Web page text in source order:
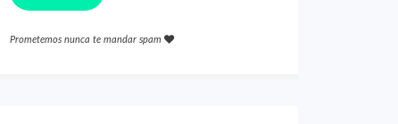
Prometemos nunca te mandar spam